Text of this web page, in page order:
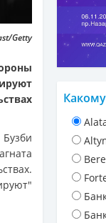
Getty
Бузби